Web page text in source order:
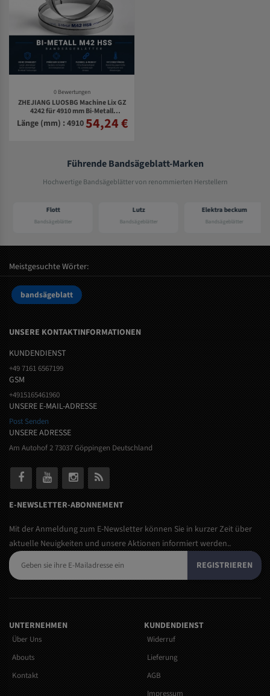
0 Bewertungen
ZHEJIANG LUOSBG Machine Lix GZ
4242 für 4910 mm Bi-Metall
Bandsägeblätter
Länge (mm) : 491054,24 €
Führende Bandsägeblatt-Marken
Hochwertige Bandsägeblätter von renommierten Herstellern
Flott
Bandsägeblätter
Lutz
Bandsägeblätter
Elektra beckum
Bandsägeblätter
Meistgesuchte Wörter:
bandsägeblatt
UNSERE KONTAKTINFORMATIONEN
KUNDENDIENST
+49 7161 6567199
GSM
+4915165461960
UNSERE E-MAIL-ADRESSE
Post Senden
UNSERE ADRESSE
Am Autohof 2 73037 Göppingen Deutschland
E-NEWSLETTER-ABONNEMENT
Mit der Anmeldung zum E-Newsletter können Sie in kurzer Zeit über
aktuelle Neuigkeiten und unsere Aktionen informiert werden..
REGISTRIEREN
UNTERNEHMEN
Über Uns
Abouts
Kontakt
KUNDENDIENST
Widerruf
Lieferung
AGB
Impressum